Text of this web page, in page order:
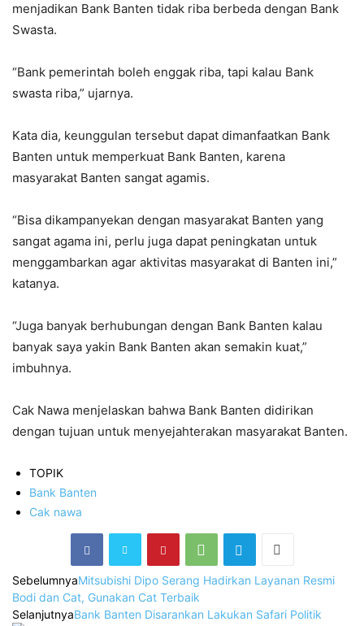
menjadikan Bank Banten tidak riba berbeda dengan Bank
Swasta.
“Bank pemerintah boleh enggak riba, tapi kalau Bank
swasta riba,” ujarnya.
Kata dia, keunggulan tersebut dapat dimanfaatkan Bank
Banten untuk memperkuat Bank Banten, karena
masyarakat Banten sangat agamis.
“Bisa dikampanyekan dengan masyarakat Banten yang
sangat agama ini, perlu juga dapat peningkatan untuk
menggambarkan agar aktivitas masyarakat di Banten ini,”
katanya.
“Juga banyak berhubungan dengan Bank Banten kalau
banyak saya yakin Bank Banten akan semakin kuat,”
imbuhnya.
Cak Nawa menjelaskan bahwa Bank Banten didirikan
dengan tujuan untuk menyejahterakan masyarakat Banten.
TOPIK
Bank Banten
Cak nawa
SebelumnyaMitsubishi Dipo Serang Hadirkan Layanan Resmi
Bodi dan Cat, Gunakan Cat Terbaik
SelanjutnyaBank Banten Disarankan Lakukan Safari Politik